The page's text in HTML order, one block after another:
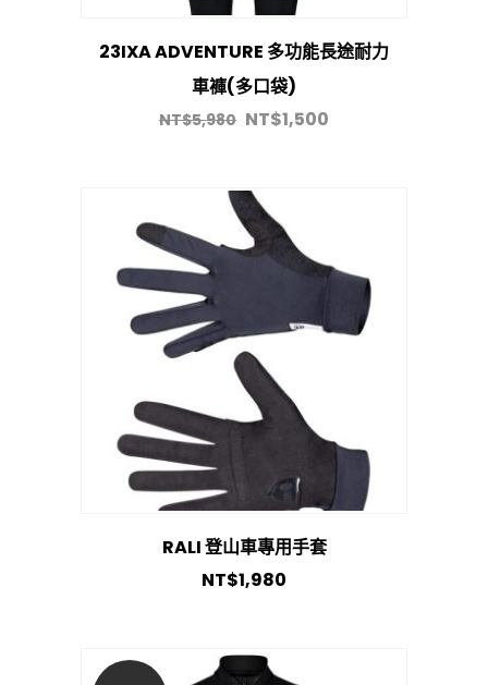
23IXA ADVENTURE 多功能長途耐力
車褲(多口袋)
NT$5,980 NT$1,500
RALI 登山車專用手套
NT$1,980